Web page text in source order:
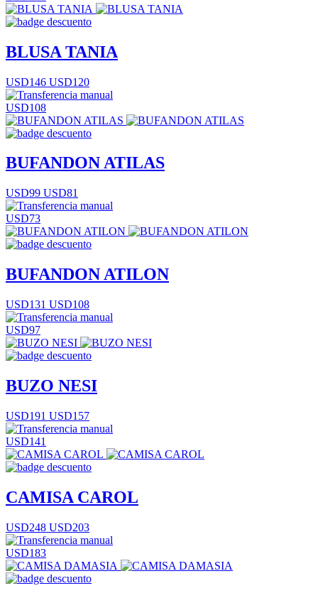
BLUSA TANIA
USD146 USD120
USD108
BUFANDON ATILAS
USD99 USD81
USD73
BUFANDON ATILON
USD131 USD108
USD97
BUZO NESI
USD191 USD157
USD141
CAMISA CAROL
USD248 USD203
USD183